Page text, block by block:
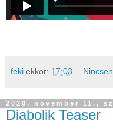
feki ekkor: 17:03
2020. november 11.,
Diabolik Teaser